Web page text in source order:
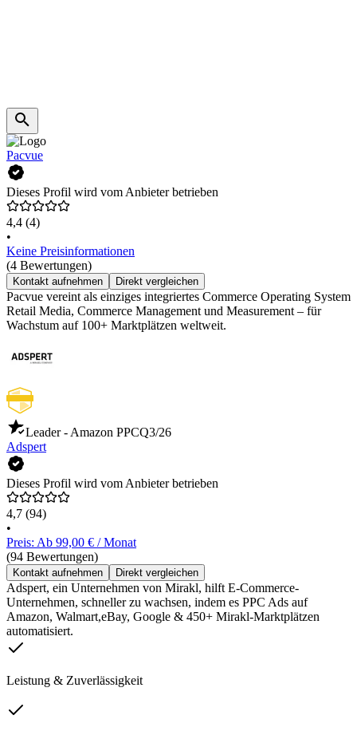
Pacvue
Dieses Profil wird vom Anbieter betrieben
4,4 (4)
•
Keine Preisinformationen
(4 Bewertungen)
Kontakt aufnehmen Direkt vergleichen
Pacvue vereint als einziges integriertes Commerce Operating System
Retail Media, Commerce Management und Measurement – für
Wachstum auf 100+ Marktplätzen weltweit.
Leader - Amazon PPCQ3/26
Adspert
Dieses Profil wird vom Anbieter betrieben
4,7 (94)
•
Preis: Ab 99,00 € / Monat
(94 Bewertungen)
Kontakt aufnehmen Direkt vergleichen
Adspert, ein Unternehmen von Mirakl, hilft E-Commerce-
Unternehmen, schneller zu wachsen, indem es PPC Ads auf
Amazon, Walmart,eBay, Google & 450+ Mirakl-Marktplätzen
automatisiert.
Leistung & Zuverlässigkeit